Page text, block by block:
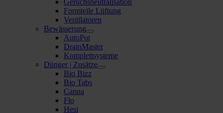
Formteile Lüftung
Ventilatoren
Bewässerung
AutoPot
DrainMaster
Komplettsysteme
Dünger | Zusätze
Bio Bizz
Bio Tabs
Canna
Flo
Hesi